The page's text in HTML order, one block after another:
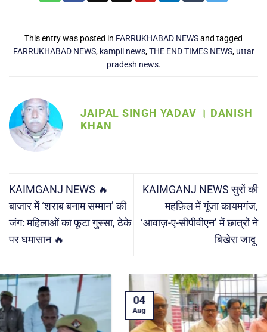
This entry was posted in FARRUKHABAD NEWSand tagged
FARRUKHABAD NEWS, kampil news,THE END TIMES NEWS, uttar
pradesh news.
JAIPAL SINGH YADAV । DANISH
KHAN
KAIMGANJ NEWS 🔥
बाजार में ‘शराब बनाम सम्मान’ की
जंग: महिलाओं का फूटा गुस्सा, ठेके
पर घमासान 🔥
KAIMGANJ NEWS सुरों की
महफ़िल में गूंजा कायमगंज,
‘आवाज़-ए-सीपीवीएन’ में छात्रों ने
बिखेरा जादू
04
Aug